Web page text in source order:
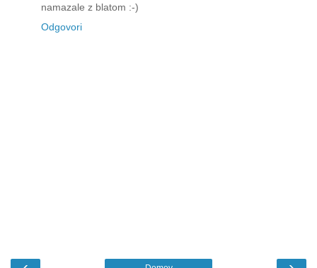
namazale z blatom :-)
Odgovori